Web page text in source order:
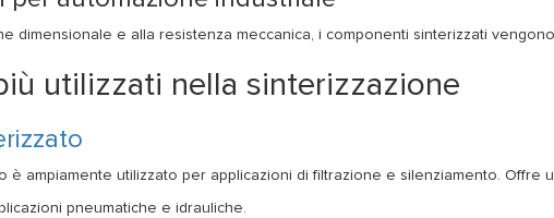
dimensionale e alla resistenza meccanica, i componenti sinterizzati
utilizzati nella sinterizzazione
è ampiamente utilizzato per applicazioni di filtrazione e silenziamento.
pneumatiche e idrauliche.